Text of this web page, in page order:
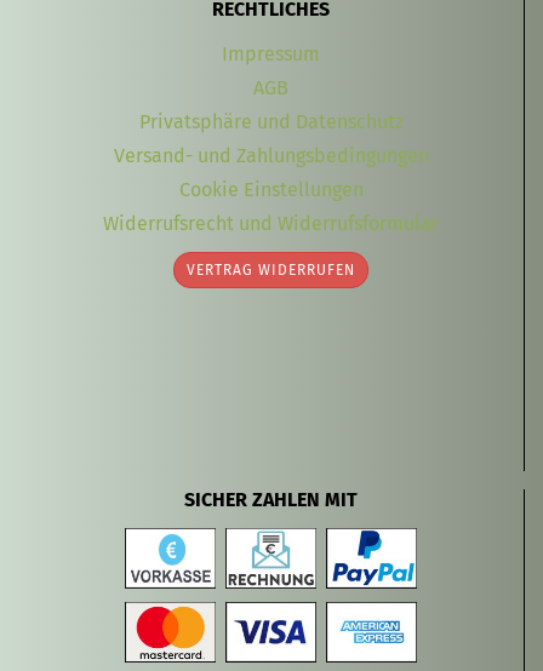
RECHTLICHES
Impressum
AGB
Privatsphäre und Datenschutz
Versand- und Zahlungsbedingungen
Cookie Einstellungen
Widerrufsrecht und Widerrufsformular
VERTRAG WIDERRUFEN
SICHER ZAHLEN MIT